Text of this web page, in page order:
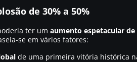
de 30% a 50%
ter um aumento espetacular de
se em vários fatores:
de uma primeira vitória histórica